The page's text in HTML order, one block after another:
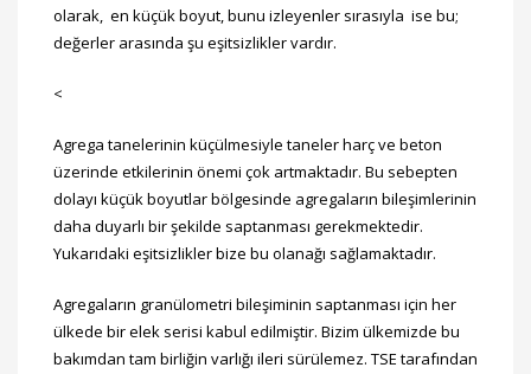
olarak, en küçük boyut, bunu izleyenler sırasıyla ise bu;
değerler arasında şu eşitsizlikler vardır.
<
Agrega tanelerinin küçülmesiyle taneler harç ve beton
üzerinde etkilerinin önemi çok artmaktadır. Bu sebepten
dolayı küçük boyutlar bölgesinde agregaların bileşimlerinin
daha duyarlı bir şekilde saptanması gerekmektedir.
Yukarıdaki eşitsizlikler bize bu olanağı sağlamaktadır.
Agregaların granülometri bileşiminin saptanması için her
ülkede bir elek serisi kabul edilmiştir. Bizim ülkemizde bu
bakımdan tam birliğin varlığı ileri sürülemez. TSE tarafından